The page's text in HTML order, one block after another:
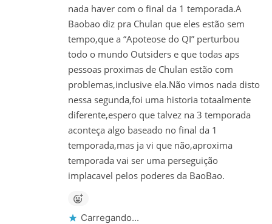
nada haver com o final da 1 temporada.A
Baobao diz pra Chulan que eles estão sem
tempo,que a “Apoteose do QI” perturbou
todo o mundo Outsiders e que todas aps
pessoas proximas de Chulan estão com
problemas,inclusive ela.Não vimos nada disto
nessa segunda,foi uma historia totaalmente
diferente,espero que talvez na 3 temporada
aconteça algo baseado no final da 1
temporada,mas ja vi que não,aproxima
temporada vai ser uma perseguição
implacavel pelos poderes da BaoBao.
Carregando...